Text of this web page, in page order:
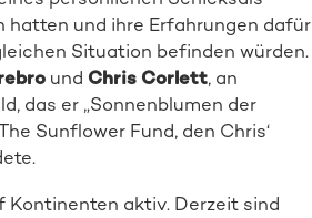
hatten und ihre Erfahrungen dafür
Situation befinden würden.
und Chris Corlett, an
das er „Sonnenblumen der
Sunflower Fund, den Chris‘
Kontinenten aktiv. Derzeit sind